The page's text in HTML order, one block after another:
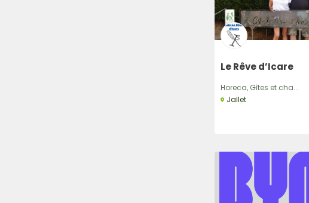
Le Rêve d’Icare
Horeca, Gîtes et cha...
Jallet